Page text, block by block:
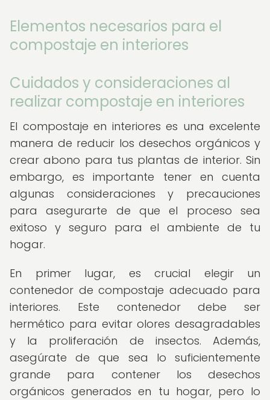
Elementos necesarios para el
compostaje en interiores
Cuidados y consideraciones al
realizar compostaje en interiores
El compostaje en interiores es una excelente
manera de reducir los desechos orgánicos y
crear abono para tus plantas de interior. Sin
embargo, es importante tener en cuenta
algunas consideraciones y precauciones
para asegurarte de que el proceso sea
exitoso y seguro para el ambiente de tu
hogar.
En primer lugar, es crucial elegir un
contenedor de compostaje adecuado para
interiores. Este contenedor debe ser
hermético para evitar olores desagradables
y la proliferación de insectos. Además,
asegúrate de que sea lo suficientemente
grande para contener los desechos
orgánicos generados en tu hogar, pero lo